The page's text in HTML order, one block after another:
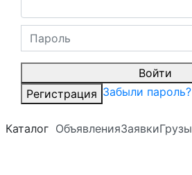
Войти
Регистрация Забыли пароль?
Каталог ОбъявленияЗаявкиГрузы